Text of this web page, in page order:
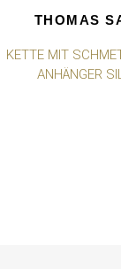
THOMAS
KETTE MIT
ANHÄNGER